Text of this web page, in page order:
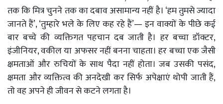
तक कि मित्र चुनने तक का दबाव असामान्य नहीं है। ‘हम तुमसे ज्यादा
जानते हैं’, ‘तुम्हारे भले के लिए कह रहे हैं’— इन वाक्यों के पीछे कई
बार बच्चे की व्यक्तिगत पहचान दब जाती है। हर बच्चा डॉक्टर,
इंजीनियर, वकील या अफसर नहीं बनना चाहता। हर बच्चा एक जैसी
क्षमताओं और रुचियों के साथ पैदा नहीं होता। जब उसकी पसंद,
क्षमता और व्यक्तित्व की अनदेखी कर सिर्फ अपेक्षाएं थोपी जाती हैं,
तो वह अपने ही जीवन से कटने लगता है।